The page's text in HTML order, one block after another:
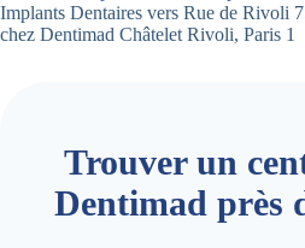
Implants Dentaires vers Rue de Rivoli
chez Dentimad Châtelet Rivoli, Paris 1
Trouver un
Dentimad près